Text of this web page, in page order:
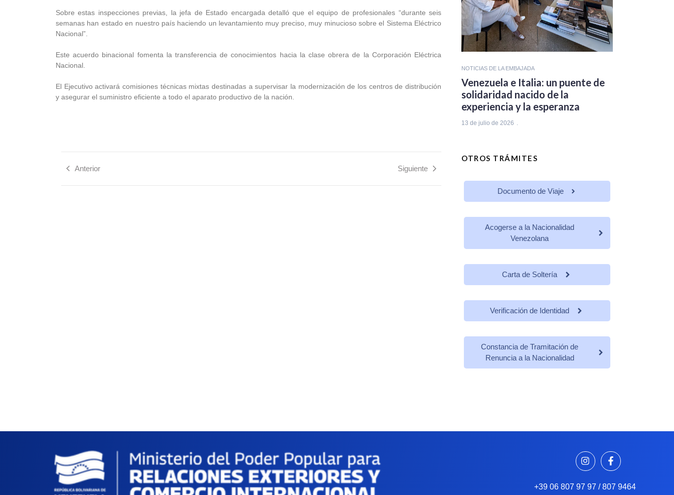
Sobre estas inspecciones previas, la jefa de Estado encargada detalló que el equipo de profesionales “durante seis
semanas han estado en nuestro país haciendo un levantamiento muy preciso, muy minucioso sobre el Sistema Eléctrico
Nacional”.
Este acuerdo binacional fomenta la transferencia de conocimientos hacia la clase obrera de la Corporación Eléctrica
Nacional.
El Ejecutivo activará comisiones técnicas mixtas destinadas a supervisar la modernización de los centros de distribución
y asegurar el suministro eficiente a todo el aparato productivo de la nación.
Anterior Siguiente
NOTICIAS DE LA EMBAJADA
Venezuela e Italia: un puente de
solidaridad nacido de la
experiencia y la esperanza
13 de julio de 2026
OTROS TRÁMITES
Documento de Viaje
Acogerse a la Nacionalidad
Venezolana
Carta de Soltería
Verificación de Identidad
Constancia de Tramitación de
Renuncia a la Nacionalidad
+39 06 807 97 97 / 807 9464